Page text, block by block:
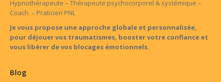
new
window
new
window
new
window
Hypnothérapeute – Thérapeute psychocorporel & systémique –
Coach – Praticien PNL
Je vous propose une approche globale et personnalisée,
pour déjouer vos traumatismes, booster votre confiance et
vous libérer de vos blocages émotionnels.
Blog